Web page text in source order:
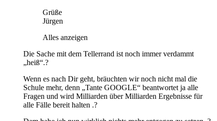
Grüße
Jürgen
Alles anzeigen
Die Sache mit dem Tellerrand ist noch immer verdammt
„heiß“.?
Wenn es nach Dir geht, bräuchten wir noch nicht mal die
Schule mehr, denn „Tante GOOGLE“ beantwortet ja alle
Fragen und wird Milliarden über Milliarden Ergebnisse für
alle Fälle bereit halten .?